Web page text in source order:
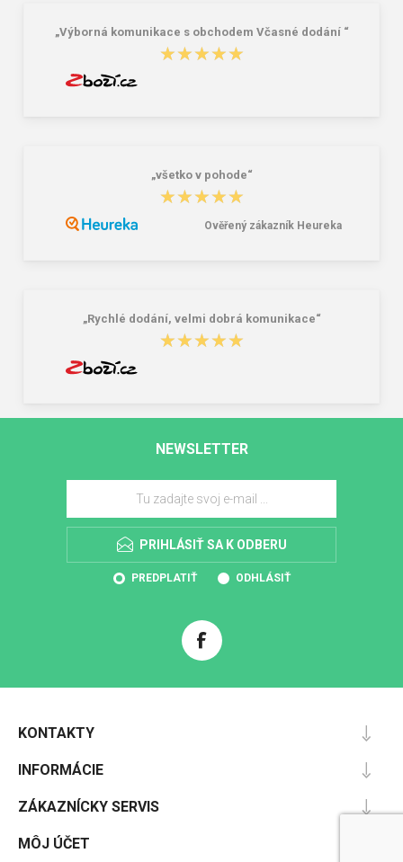
„Výborná komunikace s obchodem Včasné dodání “
★★★★★
★★★★★
„všetko v pohode“
★★★★★
★★★★★
Ověřený zákazník Heureka
„Rychlé dodání, velmi dobrá komunikace“
★★★★★
★★★★★
NEWSLETTER
PRIHLÁSIŤ SA K ODBERU
PREDPLATIŤ ODHLÁSIŤ
KONTAKTY
INFORMÁCIE
ZÁKAZNÍCKY SERVIS
MÔJ ÚČET